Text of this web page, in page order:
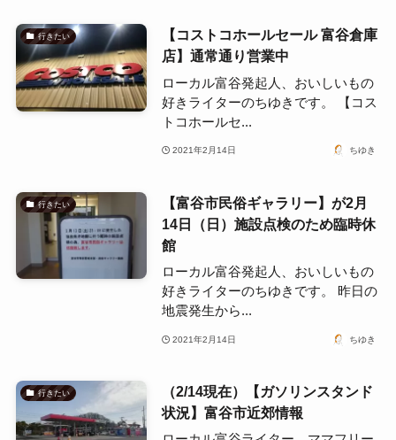
行きたい
【コストコホールセール 富谷倉庫
店】通常通り営業中
ローカル富谷発起人、おいしいもの
好きライターのちゆきです。 【コス
トコホールセ...
2021年2月14日 ちゆき
行きたい
【富谷市民俗ギャラリー】が2月
14日（日）施設点検のため臨時休
館
ローカル富谷発起人、おいしいもの
好きライターのちゆきです。 昨日の
地震発生から...
2021年2月14日 ちゆき
行きたい
（2/14現在）【ガソリンスタンド
状況】富谷市近郊情報